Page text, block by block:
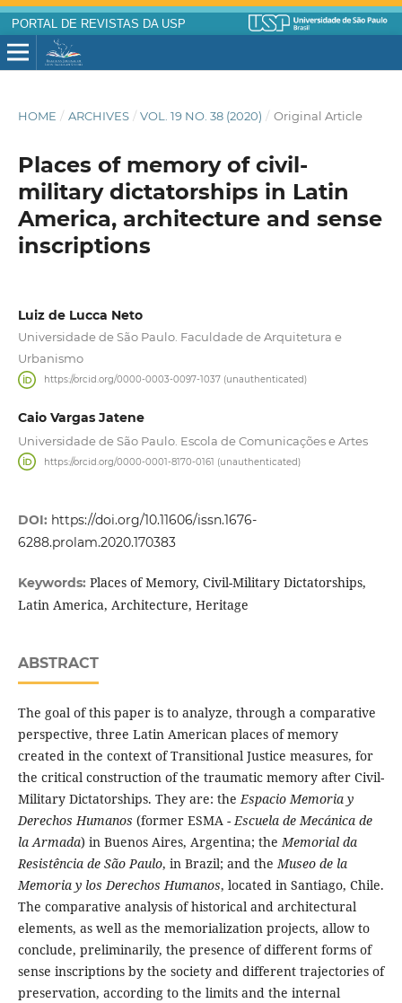
PORTAL DE REVISTAS DA USP
HOME / ARCHIVES / VOL. 19 NO. 38 (2020) / Original Article
Places of memory of civil-
military dictatorships in Latin
America, architecture and sense
inscriptions
Luiz de Lucca Neto
Universidade de São Paulo. Faculdade de Arquitetura e
Urbanismo
https://orcid.org/0000-0003-0097-1037 (unauthenticated)
Caio Vargas Jatene
Universidade de São Paulo. Escola de Comunicações e Artes
https://orcid.org/0000-0001-8170-0161 (unauthenticated)
DOI: https://doi.org/10.11606/issn.1676-
6288.prolam.2020.170383
Keywords: Places of Memory, Civil-Military Dictatorships,
Latin America, Architecture, Heritage
ABSTRACT
The goal of this paper is to analyze, through a comparative
perspective, three Latin American places of memory
created in the context of Transitional Justice measures, for
the critical construction of the traumatic memory after Civil-
Military Dictatorships. They are: theEspacio Memoria y
Derechos Humanos (former ESMA -Escuela de Mecánica de
la Armada) in Buenos Aires, Argentina; theMemorial da
Resistência de São Paulo, in Brazil; and theMuseo de la
Memoria y los Derechos Humanos, located in Santiago, Chile.
The comparative analysis of historical and architectural
elements, as well as the memorialization projects, allow to
conclude, preliminarily, the presence of different forms of
sense inscriptions by the society and different trajectories of
preservation, according to the limits and the internal